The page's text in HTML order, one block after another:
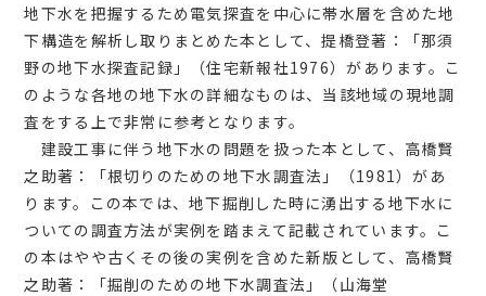
地下水を把握するため電気探査を中心に帯水層を含めた地
下構造を解析し取りまとめた本として、提橋登著：「那須
野の地下水探査記録」（住宅新報社1976）があります。こ
のような各地の地下水の詳細なものは、当該地域の現地調
査をする上で非常に参考となります。
建設工事に伴う地下水の問題を扱った本として、高橋賢
之助著：「根切りのための地下水調査法」（1981）があ
ります。この本では、地下掘削した時に湧出する地下水に
ついての調査方法が実例を踏まえて記載されています。こ
の本はやや古くその後の実例を含めた新版として、高橋賢
之助著：「掘削のための地下水調査法」（山海堂